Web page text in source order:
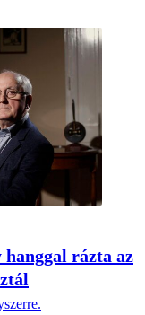
hanggal rázta az